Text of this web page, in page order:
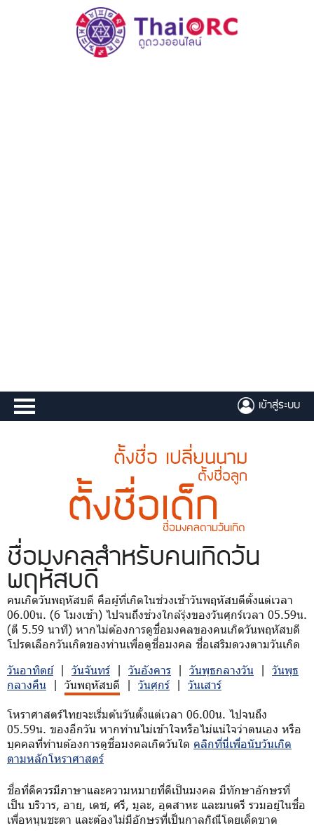
เข้าสู่ระบบ
ตั้งชื่อ เปลี่ยนนาม
ตั้งชื่อลูก
ตั้งชื่อเด็ก
ชื่อมงคลตามวันเกิด
ชื่อมงคลสำหรับคนเกิดวัน
พฤหัสบดี
คนเกิดวันพฤหัสบดี คือผู้ที่เกิดในช่วงเช้าวันพฤหัสบดีตั้งแต่เวลา
06.00น. (6 โมงเช้า) ไปจนถึงช่วงใกล้รุ่งของวันศุกร์เวลา 05.59น.
(ตี 5.59 นาที) หากไม่ต้องการดูชื่อมงคลของคนเกิดวันพฤหัสบดี
โปรดเลือกวันเกิดของท่านเพื่อดูชื่อมงคล ชื่อเสริมดวงตามวันเกิด
วันอาทิตย์| วันจันทร์ | วันอังคาร | วันพุธกลางวัน | วันพุธ
กลางคืน | วันพฤหัสบดี | วันศุกร์ | วันเสาร์
โหราศาสตร์ไทยจะเริ่มต้นวันตั้งแต่เวลา 06.00น. ไปจนถึง
05.59น. ของอีกวัน หากท่านไม่เข้าใจหรือไม่แน่ใจว่าตนเอง หรือ
บุคคลที่ท่านต้องการดูชื่อมงคลเกิดวันใด คลิกที่นี่เพื่อนับวันเกิด
ตามหลักโหราศาสตร์
ชื่อที่ดีควรมีภาษาและความหมายที่ดีเป็นมงคล มีทักษาอักษรที่
เป็น บริวาร, อายุ, เดช, ศรี, มูละ, อุตสาหะ และมนตรี รวมอยู่ในชื่อ
เพื่อหนุนชะตา และต้องไม่มีอักษรที่เป็นกาลกิณีโดยเด็ดขาด